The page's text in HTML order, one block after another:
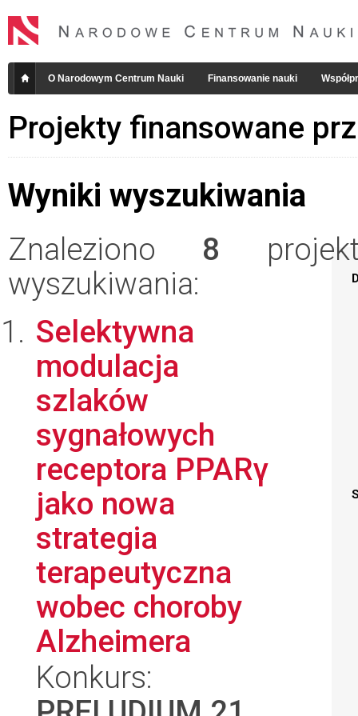
O Narodowym Centrum Nauki Finansowanie nauki
Projekty finansowane
Wyniki wyszukiwania
Znaleziono 8
wyszukiwania:
Selektywna
modulacja
szlaków
sygnałowych
receptora PPARγ
jako nowa
strategia
terapeutyczna
wobec choroby
Alzheimera
Konkurs: